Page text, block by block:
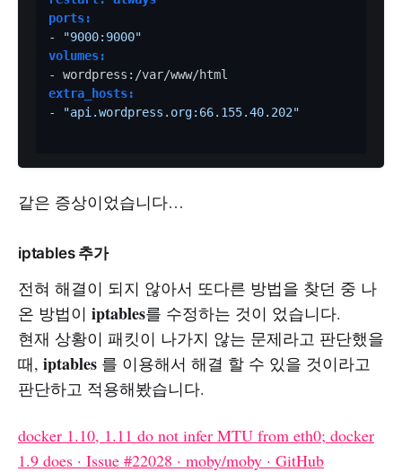
ports:
-
"9000:9000"
volumes:
extra_hosts:
-
"api.wordpress.org:66.155.40.202"
같은 증상이었습니다…
iptables 추가
전혀 해결이 되지 않아서 또다른 방법을 찾던 중 나
온 방법이 iptables를 수정하는 것이 었습니다.
현재 상황이 패킷이 나가지 않는 문제라고 판단했을
때, iptables 를 이용해서 해결 할 수 있을 것이라고
판단하고 적용해봤습니다.
docker 1.10, 1.11 do not infer MTU from eth0; docker
1.9 does · Issue #22028 · moby/moby · GitHub